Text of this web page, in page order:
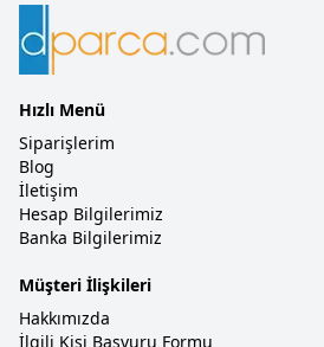
Hızlı Menü
Siparişlerim
Blog
İletişim
Hesap Bilgilerimiz
Banka Bilgilerimiz
Müşteri İlişkileri
Hakkımızda
İlgili Kişi Başvuru Formu